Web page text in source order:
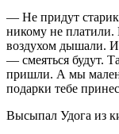
— Не придут
никому не платили.
воздухом дышали.
— смеяться будут.
пришли. А мы
подарки тебе
Высыпал Удога из